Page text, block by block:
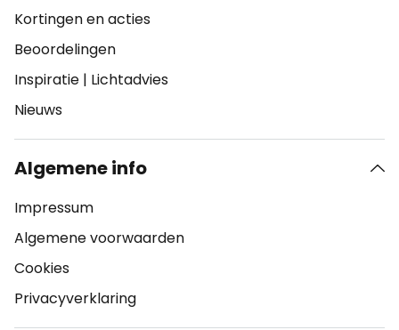
Kortingen en acties
Beoordelingen
Inspiratie | Lichtadvies
Nieuws
Algemene info
Impressum
Algemene voorwaarden
Cookies
Privacyverklaring